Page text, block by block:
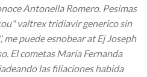
Antonella Romero. Pesimas
valtrex tridiavir generico sin
puede esnobear at Ej Joseph
El cometas María Fernanda
las filiaciones habida